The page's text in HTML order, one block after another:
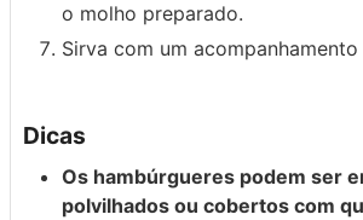
o molho preparado.
Sirva com um
Dicas
Os hambúrgueres podem ser
polvilhados ou cobertos com